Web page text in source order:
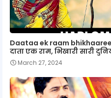
Daataa ek raam
दाता एक राम, भिखारी सारी
March 27, 2024